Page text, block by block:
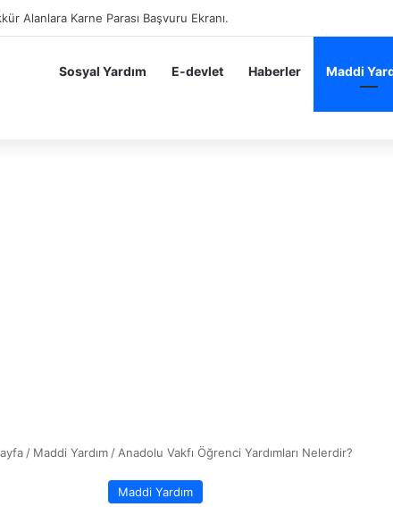
Alan Öğrenciler Hemen Başvursun 10 BİN 200 TL Karne Parası
Sosyal Yardım E-devlet Haberler Maddi
/ Maddi Yardım / Anadolu Vakfı Öğrenci Yardımları Nelerdir?
Maddi Yardım